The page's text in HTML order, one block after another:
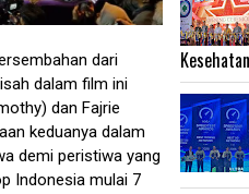
dari
dalam film ini
dan Fajrie
keduanya dalam
demi peristiwa yang
Indonesia mulai 7